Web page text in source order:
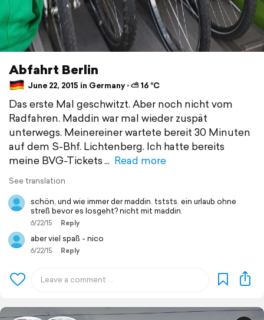
Abfahrt Berlin
June 22, 2015 in Germany ⋅ ⛅ 16 °C
Das erste Mal geschwitzt. Aber noch nicht vom
Radfahren. Maddin war mal wieder zuspät
unterwegs. Meinereiner wartete bereit 30 Minuten
auf dem S-Bhf. Lichtenberg. Ich hatte bereits
meine BVG-Tickets
Read more
See translation
schön, und wie immer der maddin. tststs. ein urlaub ohne
streß bevor es losgeht? nicht mit maddin.
6/22/15 Reply
aber viel spaß - nico
6/22/15 Reply